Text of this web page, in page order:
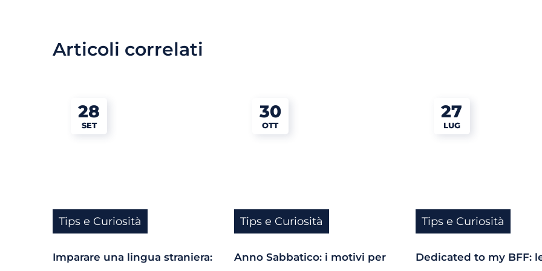
Articoli correlati
28
SET
Tips e Curiosità
Imparare una lingua straniera:
30
OTT
Tips e Curiosità
Anno Sabbatico: i motivi per
27
LUG
Tips e Curiosità
Dedicated to my BFF: